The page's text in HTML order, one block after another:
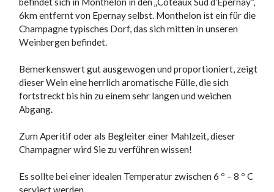
6km entfernt von Epernay selbst. Monthelon ist ein für die
Champagne typisches Dorf, das sich mitten in unseren
Weinbergen befindet.
Bemerkenswert gut ausgewogen und proportioniert, zeigt
dieser Wein eine herrlich aromatische Fülle, die sich
fortstreckt bis hin zu einem sehr langen und weichen
Abgang.
Zum Aperitif oder als Begleiter einer Mahlzeit, dieser
Champagner wird Sie zu verführen wissen!
Es sollte bei einer idealen Temperatur zwischen 6 º – 8 º C
serviert werden.